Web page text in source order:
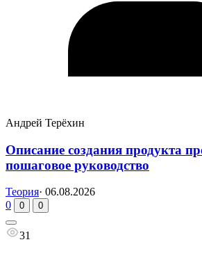
Андрей Терёхин
Описание создания продукта
пошаговое руководство
Теория· 06.08.2026
0
0 0
31